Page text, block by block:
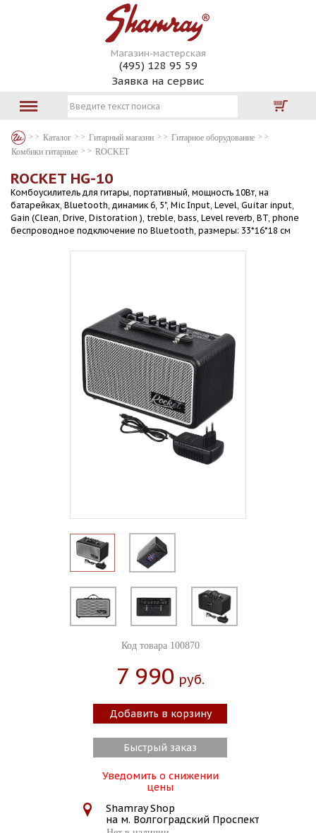
Магазин-мастерская
(495) 128 95 59
Заявка на сервис
Каталог Гитарный магазин
Гитарное оборудование
Комбики гитарные
ROCKET
ROCKET HG-10
Комбоусилитель для гитары, портативный, мощность 10Вт, на
батарейках, Bluetooth, динамик 6, 5", Mic Input, Level, Guitar input,
Gain (Clean, Drive, Distoration ), treble, bass, Level reverb, BT, phone
беспроводное подключение по Bluetooth, размеры: 33*16*18 см
Код товара 100870
7 990 Руб.
Добавить в корзину
Быстрый заказ
Уведомить о снижении
цены
Shamray Shop
на м. Волгоградский Проспект